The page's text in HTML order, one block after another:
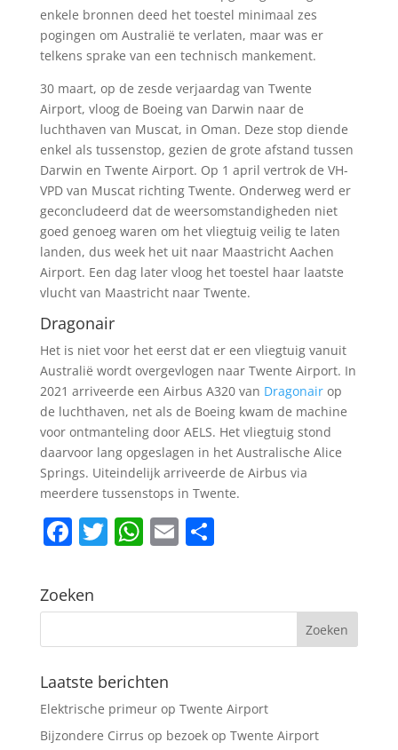
enkele bronnen deed het toestel minimaal zes
pogingen om Australië te verlaten, maar was er
telkens sprake van een technisch mankement.
30 maart, op de zesde verjaardag van Twente
Airport, vloog de Boeing van Darwin naar de
luchthaven van Muscat, in Oman. Deze stop diende
enkel als tussenstop, gezien de grote afstand tussen
Darwin en Twente Airport. Op 1 april vertrok de VH-
VPD van Muscat richting Twente. Onderweg werd er
geconcludeerd dat de weersomstandigheden niet
goed genoeg waren om het vliegtuig veilig te laten
landen, dus week het uit naar Maastricht Aachen
Airport. Een dag later vloog het toestel haar laatste
vlucht van Maastricht naar Twente.
Dragonair
Het is niet voor het eerst dat er een vliegtuig vanuit
Australië wordt overgevlogen naar Twente Airport. In
2021 arriveerde een Airbus A320 van Dragonairop
de luchthaven, net als de Boeing kwam de machine
voor ontmanteling door AELS. Het vliegtuig stond
daarvoor lang opgeslagen in het Australische Alice
Springs. Uiteindelijk arriveerde de Airbus via
meerdere tussenstops in Twente.
F
c
e
b
o
o
k
T
er
W
s
A
p
p
E
l
D
n
Zoeken
Laatste berichten
Elektrische primeur op Twente Airport
Bijzondere Cirrus op bezoek op Twente Airport